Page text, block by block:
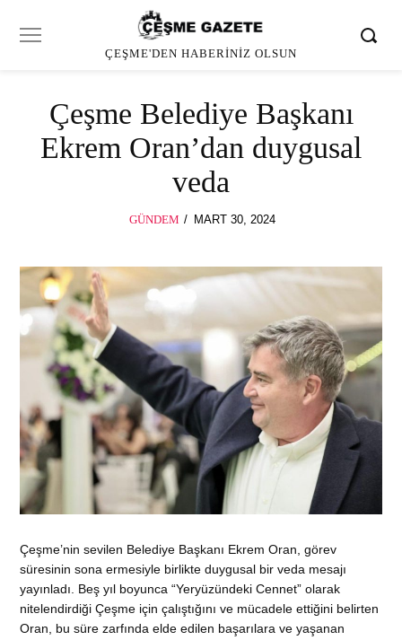
ÇEŞME'DEN HABERINIZ OLSUN
Çeşme Belediye Başkanı
Ekrem Oran’dan duygusal
veda
GÜNDEM
POSTED
MART 30, 2024
Çeşme’nin sevilen Belediye Başkanı Ekrem Oran, görev
süresinin sona ermesiyle birlikte duygusal bir veda mesajı
yayınladı. Beş yıl boyunca “Yeryüzündeki Cennet” olarak
nitelendirdiği Çeşme için çalıştığını ve mücadele ettiğini belirten
Oran, bu süre zarfında elde edilen başarılara ve yaşanan